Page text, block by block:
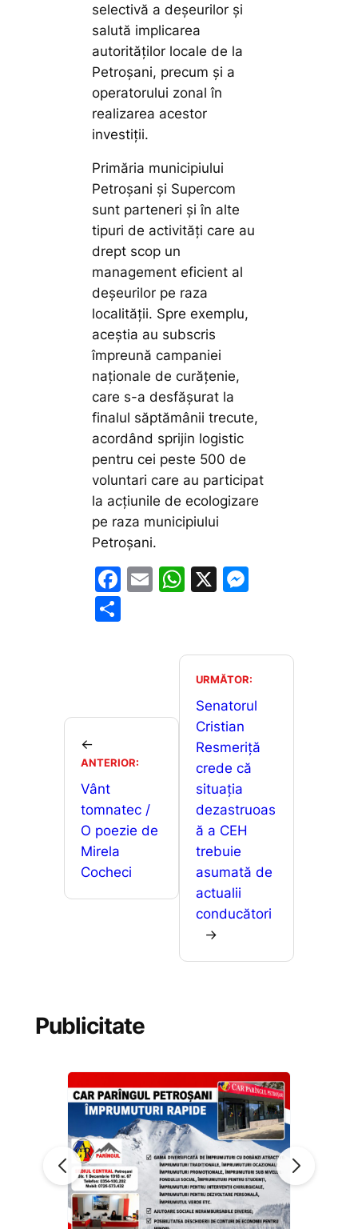
selectivă a deșeurilor și
salută implicarea
autorităților locale de la
Petroșani, precum și a
operatorului zonal în
realizarea acestor
investiții.
Primăria municipiului
Petroșani și Supercom
sunt parteneri și în alte
tipuri de activități care au
drept scop un
management eficient al
deșeurilor pe raza
localității. Spre exemplu,
aceștia au subscris
împreună campaniei
naționale de curățenie,
care s-a desfășurat la
finalul săptămânii trecute,
acordând sprijin logistic
pentru cei peste 500 de
voluntari care au participat
la acțiunile de ecologizare
pe raza municipiului
Petroșani.
F
k
E
W
s
A
p
p
X
s
e
n
er
a
ă
←
ANTERIOR:
Vânt
tomnatec /
O poezie de
Mirela
Cocheci
URMĂTOR:
Senatorul
Cristian
Resmeriță
crede că
situația
dezastruoas
ă a CEH
trebuie
asumată de
actualii
conducători
→
Publicitate